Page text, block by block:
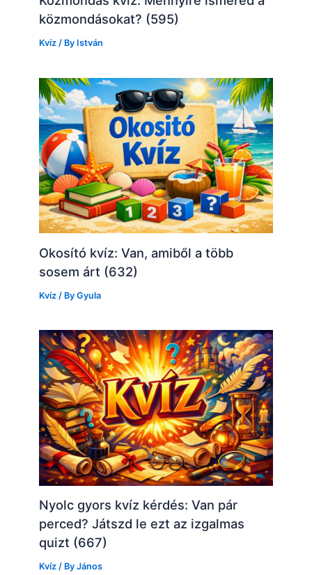
közmondásokat? (595)
Kvíz / By István
Okosító kvíz: Van, amiből a több
sosem árt (632)
Kvíz / ByGyula
Nyolc gyors kvíz kérdés: Van pár
perced? Játszd le ezt az izgalmas
quizt (667)
Kvíz / ByJános